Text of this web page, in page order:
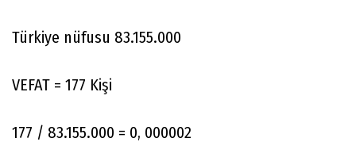
Türkiye nüfusu 83.155.000
VEFAT = 177 Kişi
177 / 83.155.000 = 0, 000002